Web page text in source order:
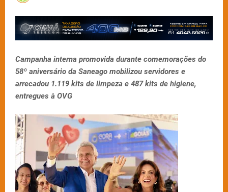
Campanha interna promovida durante comemorações do
58º aniversário da Saneago mobilizou servidores e
arrecadou 1.119 kits de limpeza e 487 kits de higiene,
entregues à OVG